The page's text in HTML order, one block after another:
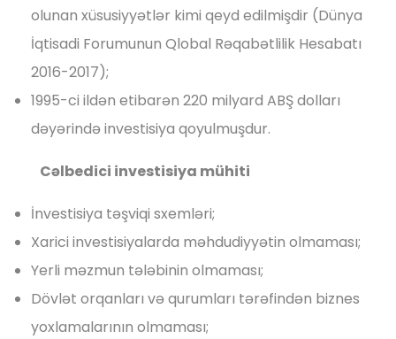
olunan xüsusiyyətlər kimi qeyd edilmişdir (Dünya
İqtisadi Forumunun Qlobal Rəqabətlilik Hesabatı
2016-2017);
1995-ci ildən etibarən 220 milyard ABŞ dolları
dəyərində investisiya qoyulmuşdur.
Cəlbedici investisiya mühiti
İnvestisiya təşviqi sxemləri;
Xarici investisiyalarda məhdudiyyətin olmaması;
Yerli məzmun tələbinin olmaması;
Dövlət orqanları və qurumları tərəfindən biznes
yoxlamalarının olmaması;